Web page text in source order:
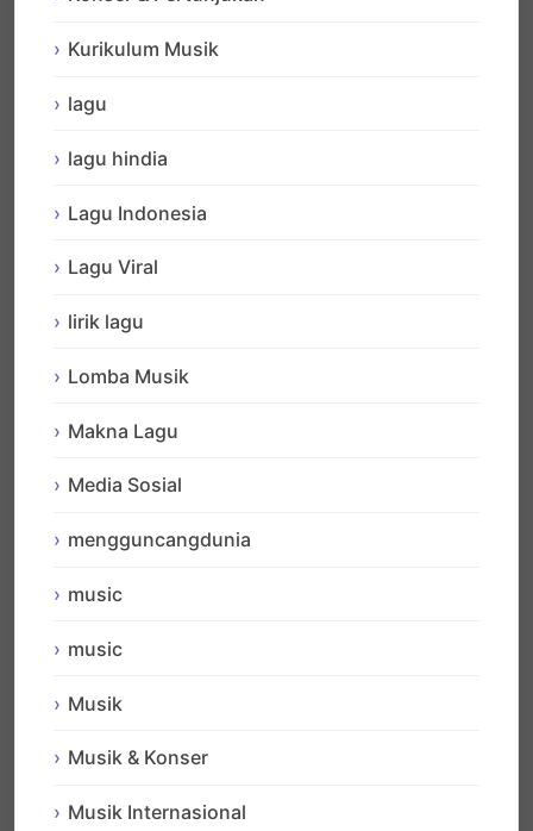
Kurikulum Musik
lagu
lagu hindia
Lagu Indonesia
Lagu Viral
lirik lagu
Lomba Musik
Makna Lagu
Media Sosial
mengguncangdunia
music
music
Musik
Musik & Konser
Musik Internasional